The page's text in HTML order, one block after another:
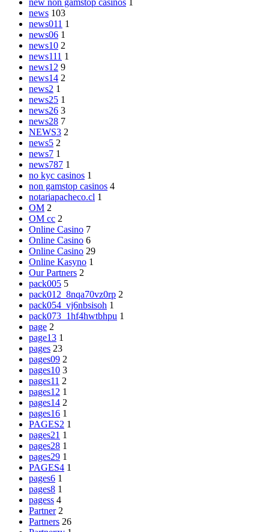
news 103
news011 1
news06 1
news10 2
news111 1
news12 9
news14 2
news2 1
news25 1
news26 3
news28 7
NEWS3 2
news5 2
news7 1
news787 1
no kyc casinos 1
non gamstop casinos 4
notariapacheco.cl 1
OM 2
OM cc 2
Online Casino 7
Online Casino 6
Online Casino 29
Online Kasyno 1
Our Partners 2
pack005 5
pack012_8nqa70vz0rp 2
pack054_vj6nbsisoh 1
pack073_1hf4hwtbhpu 1
page 2
page13 1
pages 23
pages09 2
pages10 3
pages11 2
pages12 1
pages14 2
pages16 1
PAGES2 1
pages21 1
pages28 1
pages29 1
PAGES4 1
pages6 1
pages8 1
pagess 4
Partner 2
Partners 26